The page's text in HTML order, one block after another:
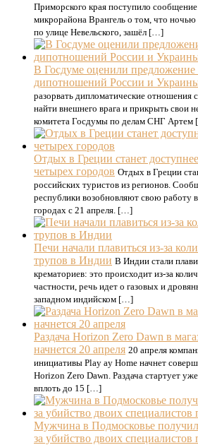
Приморского края поступило
микрорайона Врангель о том, что
по улице Невельского, зашёл […]
В Госдуме оценили предложение
дипотношений России и
разорвать дипломатические отношения
найти внешнего врага и прикрыть свои
комитета Госдумы по делам СНГ
Отдых в Греции станет
четырех городов Отдых в Греции
российских туристов из регионов.
республики возобновляют свою работу
городах с 21 апреля. […]
Печи начали плавиться из-за
трупов в Индии В Индии стали
крематориев: это происходит из-за
частности, речь идет о газовых и
западном индийском […]
Раздача Horizon Zero Dawn в
начнется 20 апреля 20 апреля
инициативы Play ay Home начнет
Horizon Zero Dawn. Раздача стартует
вплоть до 15 […]
Мужчина в Подмосковье
за убийство двоих специалистов